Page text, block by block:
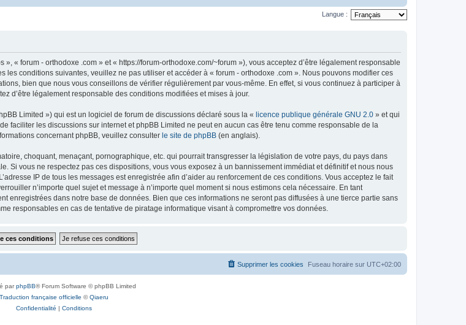
Langue :
« forum - orthodoxe .com » et « https://forum-orthodoxe.com/~forum »), vous acceptez d’être légalement responsable
les conditions suivantes, veuillez ne pas utiliser et accéder à « forum - orthodoxe .com ». Nous pouvons modifier ces
bien que nous vous conseillons de vérifier régulièrement par vous-même. En effet, si vous continuez à participer à
d’être légalement responsable des conditions modifiées et mises à jour.
Limited ») qui est un logiciel de forum de discussions déclaré sous la « licence publique générale GNU 2.0 » et qui
faciliter les discussions sur internet et phpBB Limited ne peut en aucun cas être tenu comme responsable de la
concernant phpBB, veuillez consulter le site de phpBB (en anglais).
choquant, menaçant, pornographique, etc. qui pourrait transgresser la législation de votre pays, du pays dans
Si vous ne respectez pas ces dispositions, vous vous exposez à un bannissement immédiat et définitif et nous nous
IP de tous les messages est enregistrée afin d’aider au renforcement de ces conditions. Vous acceptez le fait
n’importe quel sujet et message à n’importe quel moment si nous estimons cela nécessaire. En tant
enregistrées dans notre base de données. Bien que ces informations ne seront pas diffusées à une tierce partie sans
responsables en cas de tentative de piratage informatique visant à compromettre vos données.
Fuseau horaire sur UTC+02:00
Supprimer les cookies
parphpBB® Forum Software © phpBB Limited
Traduction française officielle ©Qiaeru
Confidentialité | Conditions